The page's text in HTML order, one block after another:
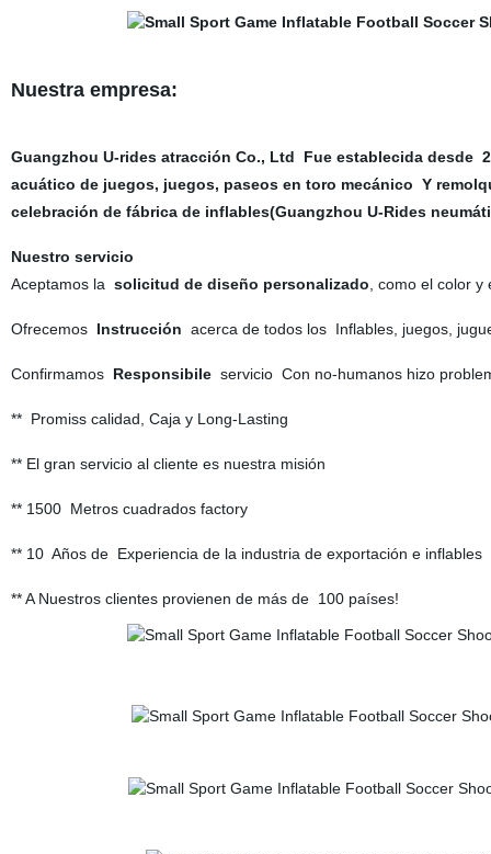
Nuestra empresa:
Guangzhou U-rides atracción Co., Ltd Fue establecida
acuático de juegos, juegos, paseos en toro mecánico Y
celebración de fábrica de inflables(Guangzhou U-Rides
Nuestro servicio
Aceptamos la solicitud de diseño personalizado , como el color
OfrecemosInstrucción acerca de todos los Inflables, juegos,
ConfirmamosResponsibile servicio Con no-humanos hizo
** Promiss calidad, Caja y Long-Lasting
** El gran servicio al cliente es nuestra misión
** 1500 Metros cuadrados factory
** 10 Años de Experiencia de la industria de exportación e inflables
** A Nuestros clientes provienen de más de 100 países!